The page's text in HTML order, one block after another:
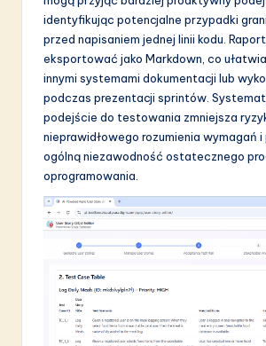
identyfikując potencjalne przypadki
przed napisaniem jednej linii kodu.
eksportować jako Markdown, co
innymi systemami dokumentacji lub
podczas prezentacji sprintów.
podejście do testowania zmniejsza
nieprawidłowego rozumienia wymagań
ogólną niezawodność ostatecznego
oprogramowania.